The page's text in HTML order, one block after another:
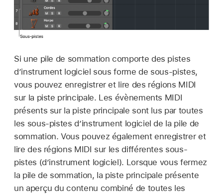
Si une pile de sommation comporte des pistes
d’instrument logiciel sous forme de sous-pistes,
vous pouvez enregistrer et lire des régions MIDI
sur la piste principale. Les évènements MIDI
présents sur la piste principale sont lus par toutes
les sous-pistes d’instrument logiciel de la pile de
sommation. Vous pouvez également enregistrer et
lire des régions MIDI sur les différentes sous-
pistes (d’instrument logiciel). Lorsque vous fermez
la pile de sommation, la piste principale présente
un aperçu du contenu combiné de toutes les